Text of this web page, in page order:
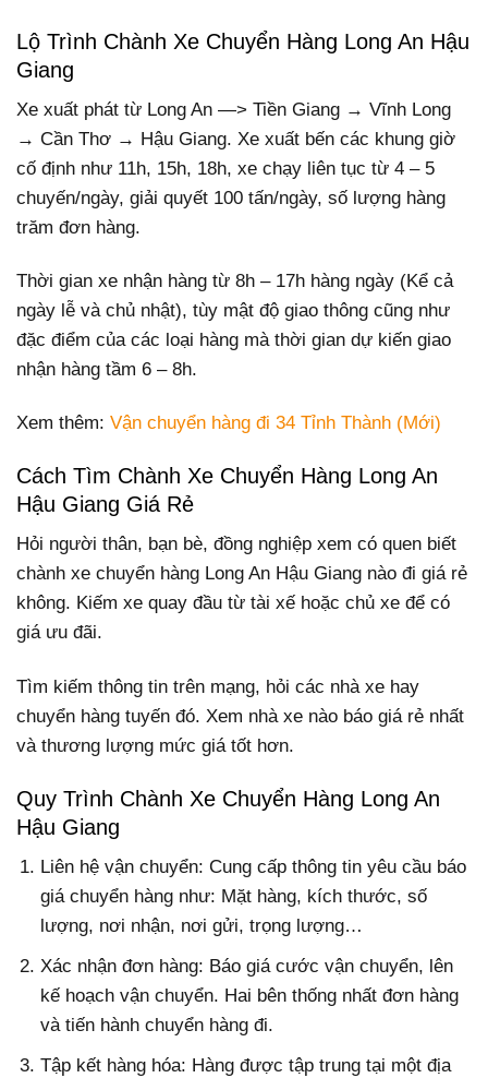
Lộ Trình Chành Xe Chuyển Hàng Long An Hậu
Giang
Xe xuất phát từ Long An —> Tiền Giang → Vĩnh Long
→ Cần Thơ → Hậu Giang. Xe xuất bến các khung giờ
cố định như 11h, 15h, 18h, xe chạy liên tục từ 4 – 5
chuyến/ngày, giải quyết 100 tấn/ngày, số lượng hàng
trăm đơn hàng.
Thời gian xe nhận hàng từ 8h – 17h hàng ngày (Kể cả
ngày lễ và chủ nhật), tùy mật độ giao thông cũng như
đặc điểm của các loại hàng mà thời gian dự kiến giao
nhận hàng tầm 6 – 8h.
Xem thêm: Vận chuyển hàng đi 34 Tỉnh Thành (Mới)
Cách Tìm Chành Xe Chuyển Hàng Long An
Hậu Giang Giá Rẻ
Hỏi người thân, bạn bè, đồng nghiệp xem có quen biết
chành xe chuyển hàng Long An Hậu Giang nào đi giá rẻ
không. Kiếm xe quay đầu từ tài xế hoặc chủ xe để có
giá ưu đãi.
Tìm kiếm thông tin trên mạng, hỏi các nhà xe hay
chuyển hàng tuyến đó. Xem nhà xe nào báo giá rẻ nhất
và thương lượng mức giá tốt hơn.
Quy Trình Chành Xe Chuyển Hàng Long An
Hậu Giang
Liên hệ vận chuyển: Cung cấp thông tin yêu cầu báo
giá chuyển hàng như: Mặt hàng, kích thước, số
lượng, nơi nhận, nơi gửi, trọng lượng…
Xác nhận đơn hàng: Báo giá cước vận chuyển, lên
kế hoạch vận chuyển. Hai bên thống nhất đơn hàng
và tiến hành chuyển hàng đi.
Tập kết hàng hóa: Hàng được tập trung tại một địa